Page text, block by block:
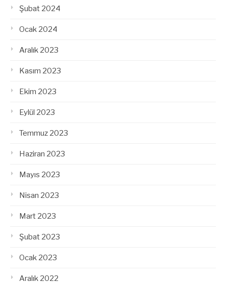
Şubat 2024
Ocak 2024
Aralık 2023
Kasım 2023
Ekim 2023
Eylül 2023
Temmuz 2023
Haziran 2023
Mayıs 2023
Nisan 2023
Mart 2023
Şubat 2023
Ocak 2023
Aralık 2022